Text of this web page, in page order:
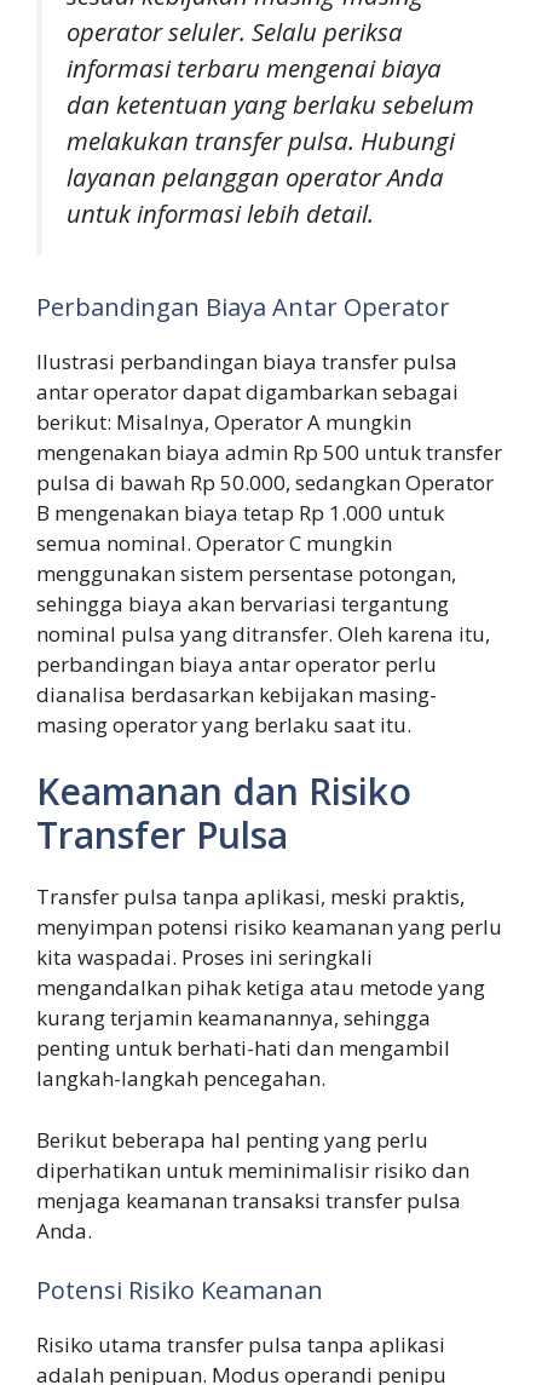
operator seluler. Selalu periksa
informasi terbaru mengenai biaya
dan ketentuan yang berlaku sebelum
melakukan transfer pulsa. Hubungi
layanan pelanggan operator Anda
untuk informasi lebih detail.
Perbandingan Biaya Antar Operator
Ilustrasi perbandingan biaya transfer pulsa
antar operator dapat digambarkan sebagai
berikut: Misalnya, Operator A mungkin
mengenakan biaya admin Rp 500 untuk transfer
pulsa di bawah Rp 50.000, sedangkan Operator
B mengenakan biaya tetap Rp 1.000 untuk
semua nominal. Operator C mungkin
menggunakan sistem persentase potongan,
sehingga biaya akan bervariasi tergantung
nominal pulsa yang ditransfer. Oleh karena itu,
perbandingan biaya antar operator perlu
dianalisa berdasarkan kebijakan masing-
masing operator yang berlaku saat itu.
Keamanan dan Risiko
Transfer Pulsa
Transfer pulsa tanpa aplikasi, meski praktis,
menyimpan potensi risiko keamanan yang perlu
kita waspadai. Proses ini seringkali
mengandalkan pihak ketiga atau metode yang
kurang terjamin keamanannya, sehingga
penting untuk berhati-hati dan mengambil
langkah-langkah pencegahan.
Berikut beberapa hal penting yang perlu
diperhatikan untuk meminimalisir risiko dan
menjaga keamanan transaksi transfer pulsa
Anda.
Potensi Risiko Keamanan
Risiko utama transfer pulsa tanpa aplikasi
adalah penipuan. Modus operandi penipu